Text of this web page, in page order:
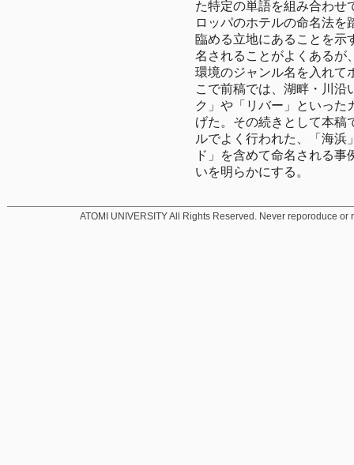
た特定の単語を組み合わせ
ロッパのホテルの命名法を
臨める立地にあることを示
名されることがよくあるが
環境のジャンル名を入れて
こで前稿では、湖畔・川沿
ク」や「リバー」といった
げた。その続きとして本稿
ルでよく行われた、「海浜
ド」を含めて命名される
いを明らかにする。